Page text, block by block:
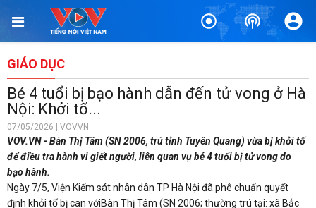
GIÁO DỤC
Bé 4 tuổi bị bạo hành dẫn đến tử vong ở Hà
Nội: Khởi tố...
07/05/2026 | VOVVN
VOV.VN - Bàn Thị Tâm (SN 2006, trú tỉnh Tuyên Quang) vừa bị khởi tố
để điều tra hành vi giết người, liên quan vụ bé 4 tuổi bị tử vong do
bạo hành.
Ngày 7/5, Viện Kiểm sát nhân dân TP Hà Nội đã phê chuẩn quyết
định khởi tố bị can vớiBàn Thị Tâm (SN 2006; thường trú tại: xã Bắc